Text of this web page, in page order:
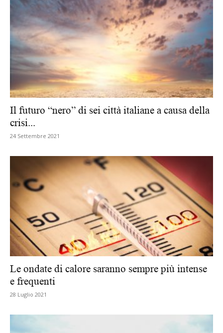
Il futuro “nero” di sei città italiane a causa della
crisi...
24 Settembre 2021
Le ondate di calore saranno sempre più intense
e frequenti
28 Luglio 2021